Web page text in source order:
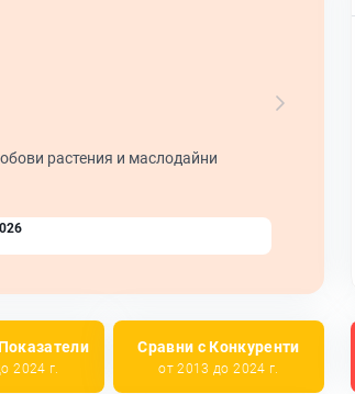
растения и маслодайни
2024 г.
Сравни с Конкуренти
от 2013 до 2024 г.